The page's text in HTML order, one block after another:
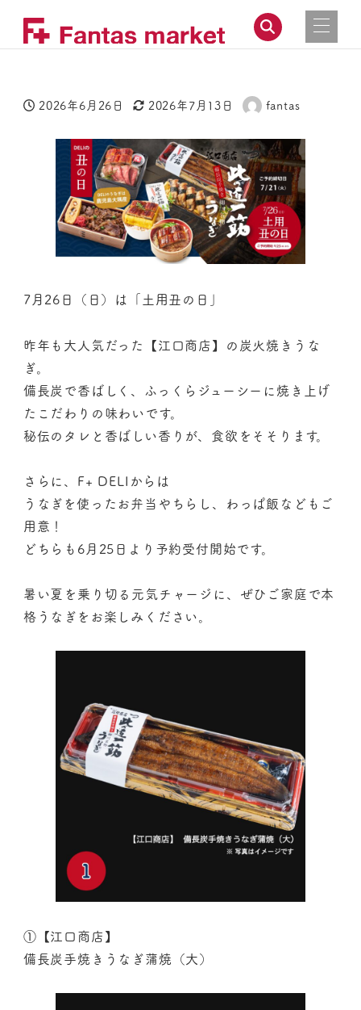
投稿日
2026年6月26日
更新日
2026年7月13日
著
fantas
7月26日（日）は「土用丑の日」
昨年も大人気だった【江口商店】の炭火焼きうな
ぎ。
備長炭で香ばしく、ふっくらジューシーに焼き上げ
たこだわりの味わいです。
秘伝のタレと香ばしい香りが、食欲をそそります。
さらに、F+ DELIからは
うなぎを使ったお弁当やちらし、わっぱ飯などもご
用意！
どちらも6月25日より予約受付開始です。
暑い夏を乗り切る元気チャージに、ぜひご家庭で本
格うなぎをお楽しみください。
①【江口商店】
備長炭手焼きうなぎ蒲焼（大）